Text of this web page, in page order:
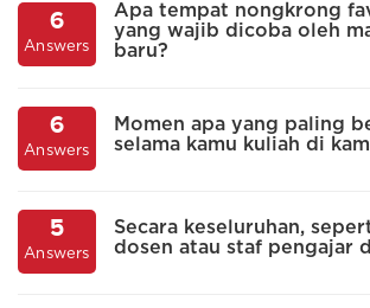
6
Answers
Apa tempat nongkrong
yang wajib dicoba oleh
baru?
6
Answers
Momen apa yang paling
selama kamu kuliah di
5
Answers
Secara keseluruhan,
dosen atau staf pengajar